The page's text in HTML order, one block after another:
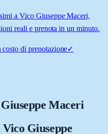
a Vico Giuseppe Maceri,
reali e prenota in un minuto.
costo di prenotazione✓
Maceri
Vico Giuseppe